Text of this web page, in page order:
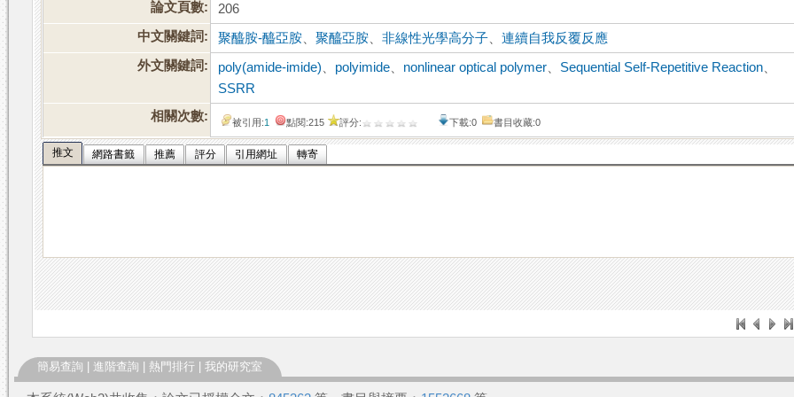
論文頁數:
206
中文關鍵詞:
聚醯胺-醯亞胺 、聚醯亞胺 、非線性光學高分子 、連續自我反覆反應
外文關鍵詞:
poly(amide-imide) polyimide nonlinear optical polymer Sequential Self-Repetitive Reaction
SSRR
相關次數:
被引用:1 點閱:215 評分: 下載:0 書目收藏:0
推文 網路書籤 推薦 評分 引用網址 轉寄
簡易查詢 進階查詢 熱門排行 我的研究室